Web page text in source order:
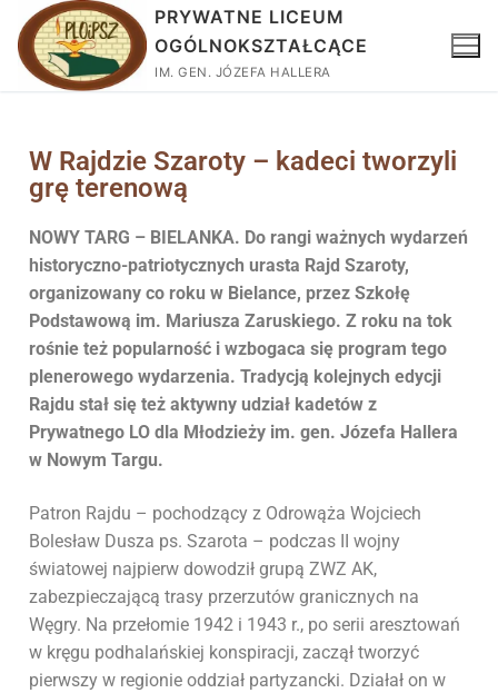
PRYWATNE LICEUM
OGÓLNOKSZTAŁCĄCE
IM. GEN. JÓZEFA HALLERA
W Rajdzie Szaroty – kadeci tworzyli
grę terenową
NOWY TARG – BIELANKA. Do rangi ważnych wydarzeń
historyczno-patriotycznych urasta Rajd Szaroty,
organizowany co roku w Bielance, przez Szkołę
Podstawową im. Mariusza Zaruskiego. Z roku na tok
rośnie też popularność i wzbogaca się program tego
plenerowego wydarzenia. Tradycją kolejnych edycji
Rajdu stał się też aktywny udział kadetów z
Prywatnego LO dla Młodzieży im. gen. Józefa Hallera
w Nowym Targu.
Patron Rajdu – pochodzący z Odrowąża Wojciech
Bolesław Dusza ps. Szarota – podczas II wojny
światowej najpierw dowodził grupą ZWZ AK,
zabezpieczającą trasy przerzutów granicznych na
Węgry. Na przełomie 1942 i 1943 r., po serii aresztowań
w kręgu podhalańskiej konspiracji, zaczął tworzyć
pierwszy w regionie oddział partyzancki. Działał on w